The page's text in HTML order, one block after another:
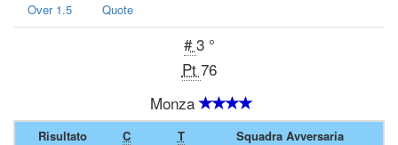
Over 1.5 Quote
#3 °
Pt 76
Monza
Risultato C T
Squadra Avversaria